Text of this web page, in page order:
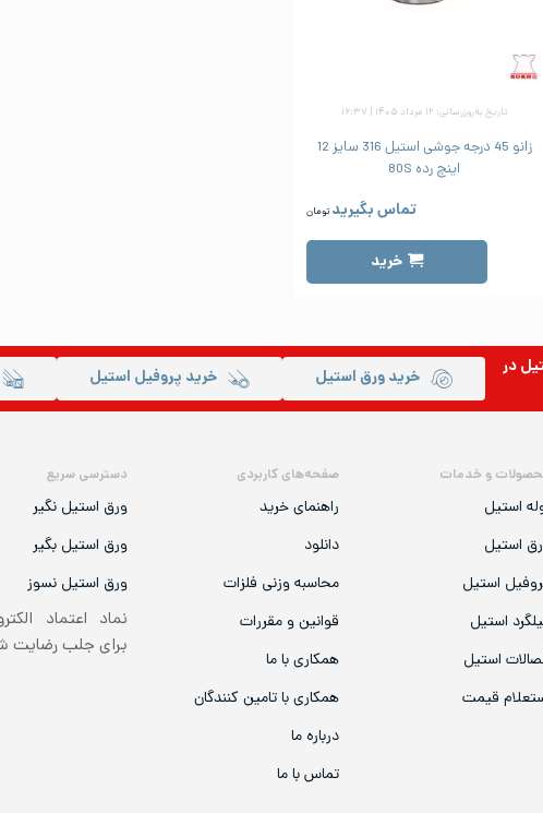
تاریخ به‌روزرسانی: ۱۲ مرداد ۱۴۰۵ | ۱۶:۳۷
زانو 45 درجه جوشی استیل 316 سایز 12
اینچ رده 80S
تماس بگیرید تومان
خرید
در
خرید ورق استیل خرید پروفیل استیل
و خدمات
استیل
استیل
استیل
استیل
استیل
قیمت
صفحه‌های کاربردی
راهنمای خرید
دانلود
محاسبه وزنی فلزات
قوانین و مقررات
همکاری با ما
همکاری با تامین کنندگان
درباره ما
تماس با ما
دسترسی سریع
ورق استیل نگیر
ورق استیل بگیر
ورق استیل نسوز
نماد اعتماد
برای جلب